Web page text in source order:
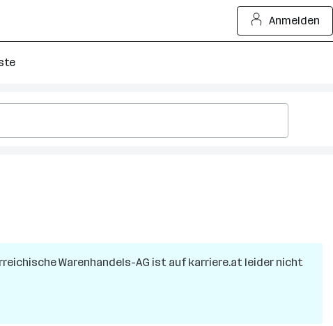
Anmelden
Warenhandels-AG ist auf karriere.at leider nicht